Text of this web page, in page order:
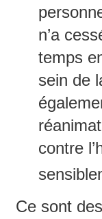
n’a
temps
sein de
contre
Ce sont